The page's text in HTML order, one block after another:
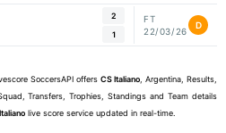
2
1
FT
22/03/26
D
SoccersAPI offers CS Italiano , Argentina, Results,
Transfers, Trophies, Standings and Team details
live score service updated in real-time.